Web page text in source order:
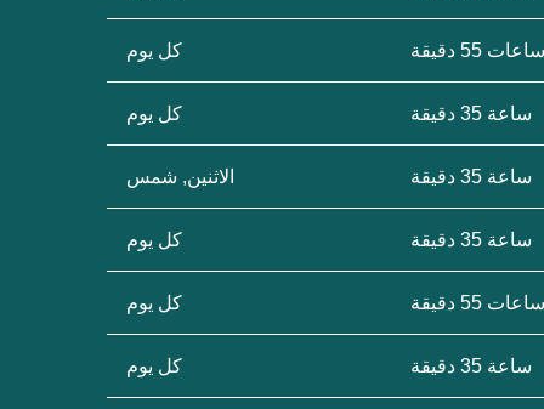
كل يوم
ساعة 35 دقيقة كل يوم
ساعة 35 دقيقة الاثنين, شمس
ساعة 35 دقيقة كل يوم
كل يوم
ساعة 35 دقيقة كل يوم